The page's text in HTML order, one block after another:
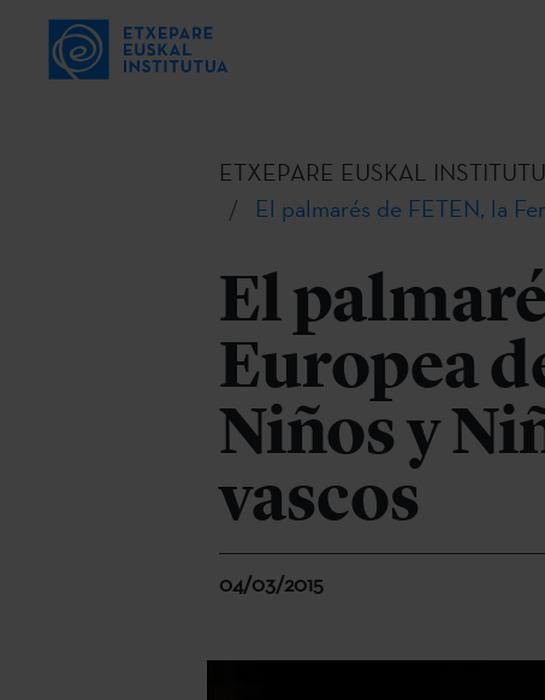
ETXEPARE EUSKAL
El palmarés de FETEN, la
El
Europea
Niños y
vascos
04/03/2015